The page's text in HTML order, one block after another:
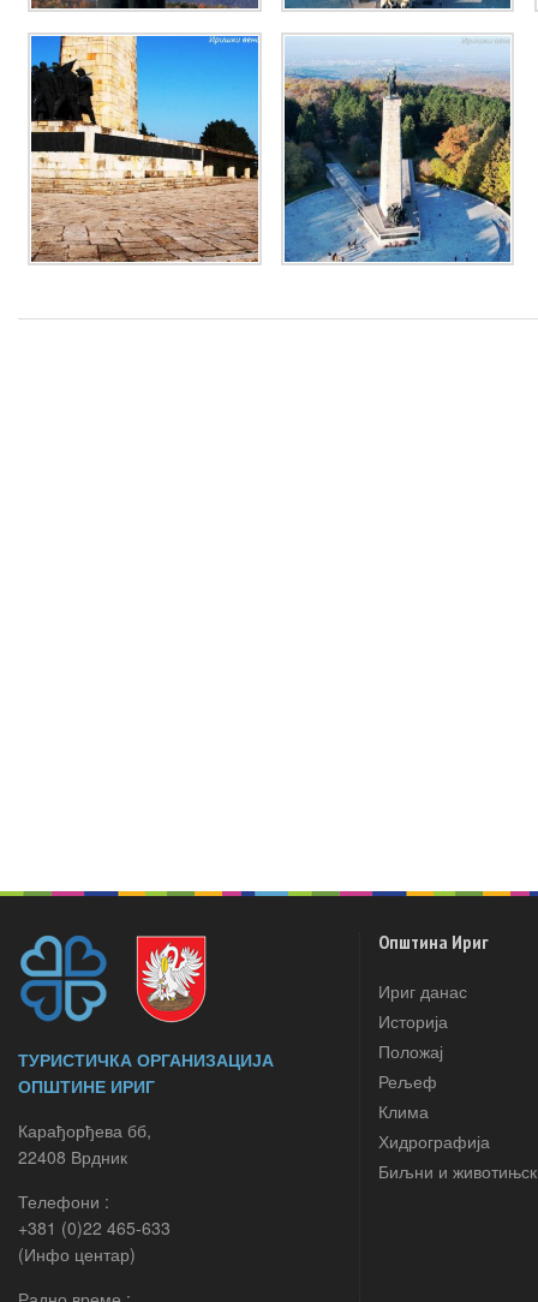
ТУРИСТИЧКА ОРГАНИЗАЦИЈА
ОПШТИНЕ ИРИГ
Карађорђева бб,
22408 Врдник
Телефони :
+381 (0)22 465-633
(Инфо центар)
Општина Ириг
Ириг данас
Историја
Положај
Рељеф
Клима
Хидрографија
Биљни и